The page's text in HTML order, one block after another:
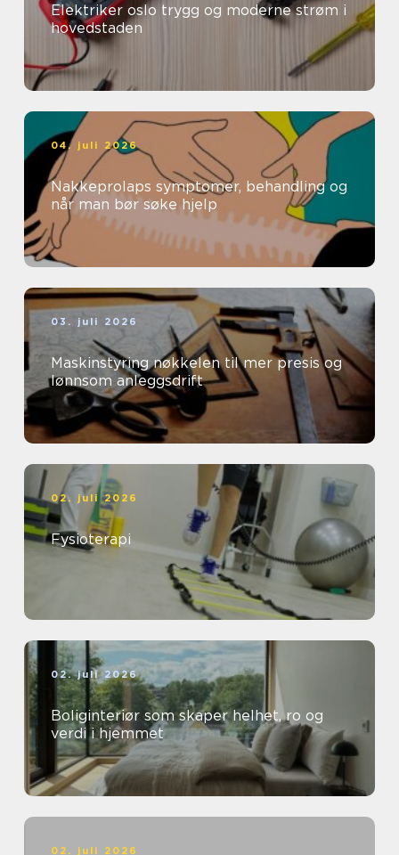
Elektriker oslo trygg og moderne strøm i
hovedstaden
04. juli 2026
Nakkeprolaps symptomer, behandling og
når man bør søke hjelp
03. juli 2026
Maskinstyring nøkkelen til mer presis og
lønnsom anleggsdrift
02. juli 2026
Fysioterapi
02. juli 2026
Boliginteriør som skaper helhet, ro og
verdi i hjemmet
02. juli 2026